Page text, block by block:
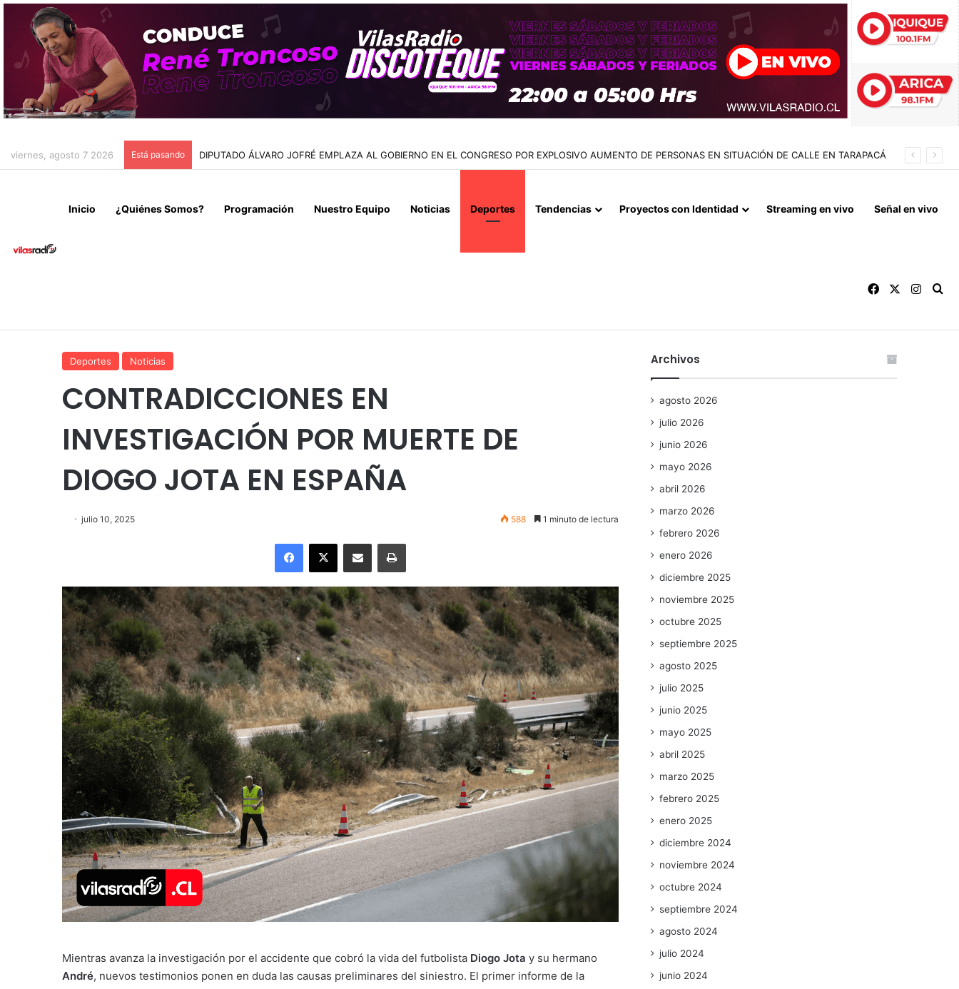
viernes, agosto 7 2026 Está pasando DIPUTADO ÁLVARO JOFRÉ EMPLAZA AL GOBIERNO EN EL CONGRESO POR EXPLOSIVO AUMENTO DE PERSONAS EN SITUACIÓN DE CALLE EN TARAPACÁ
Inicio ¿Quiénes Somos? Programación Nuestro Equipo Noticias Deportes Tendencias Proyectos con Identidad Streaming en vivo Señal en vivo
Facebook
Deportes Noticias
CONTRADICCIONES EN
INVESTIGACIÓN POR MUERTE DE
DIOGO JOTA EN ESPAÑA
julio 10, 2025 588 1 minuto de lectura
Facebook
X Enviar vía email Imprimir
Mientras avanza la investigación por el accidente que cobró la vida del futbolista Diogo Jota y su hermano
André, nuevos testimonios ponen en duda las causas preliminares del siniestro. El primer informe de la
Archivos
agosto 2026
julio 2026
junio 2026
mayo 2026
abril 2026
marzo 2026
febrero 2026
enero 2026
diciembre 2025
noviembre 2025
octubre 2025
septiembre 2025
agosto 2025
julio 2025
junio 2025
mayo 2025
abril 2025
marzo 2025
febrero 2025
enero 2025
diciembre 2024
noviembre 2024
octubre 2024
septiembre 2024
agosto 2024
julio 2024
junio 2024